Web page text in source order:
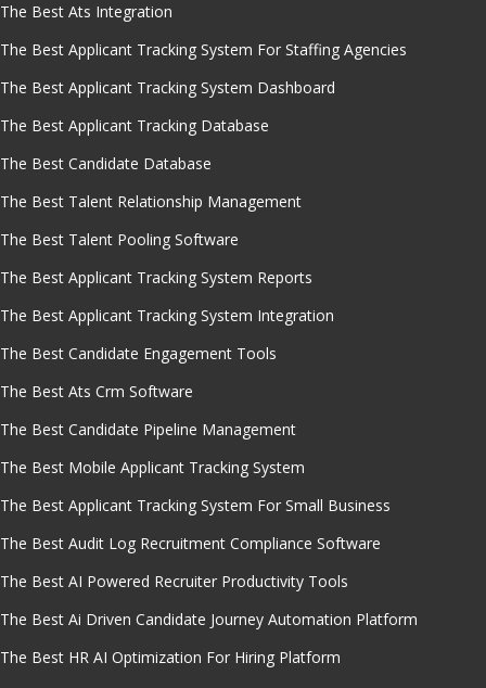
The Best Ats Integration
The Best Applicant Tracking System For Staffing Agencies
The Best Applicant Tracking System Dashboard
The Best Applicant Tracking Database
The Best Candidate Database
The Best Talent Relationship Management
The Best Talent Pooling Software
The Best Applicant Tracking System Reports
The Best Applicant Tracking System Integration
The Best Candidate Engagement Tools
The Best Ats Crm Software
The Best Candidate Pipeline Management
The Best Mobile Applicant Tracking System
The Best Applicant Tracking System For Small Business
The Best Audit Log Recruitment Compliance Software
The Best AI Powered Recruiter Productivity Tools
The Best Ai Driven Candidate Journey Automation Platform
The Best HR AI Optimization For Hiring Platform